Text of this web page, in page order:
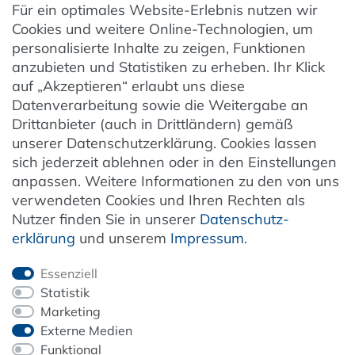
Datenschutzeinstellungen
AGB
Barrierefreiheit
Hinweise zur Batterieentsorgung
Entsorgung von Elektro-Altgeräten
Vertrag widerrufen
Newsletter
Jetzt anmelden
ZAHLUNG & VERSAND
Für ein optimales Website-Erlebnis nutzen wir
Cookies und weitere Online-Technologien, um
personalisierte Inhalte zu zeigen, Funktionen
anzubieten und Statistiken zu erheben. Ihr Klick
auf „Akzeptieren“ erlaubt uns diese
Datenverarbeitung sowie die Weitergabe an
Drittanbieter (auch in Drittländern) gemäß
unserer Datenschutzerklärung. Cookies lassen
sich jederzeit ablehnen oder in den Einstellungen
anpassen. Weitere Informationen zu den von uns
verwendeten Cookies und Ihren Rechten als
Nutzer finden Sie in unserer Daten­schutz­
erklärung und unserem Impressum.
Essenziell
Statistik
Marketing
Externe Medien
Funktional